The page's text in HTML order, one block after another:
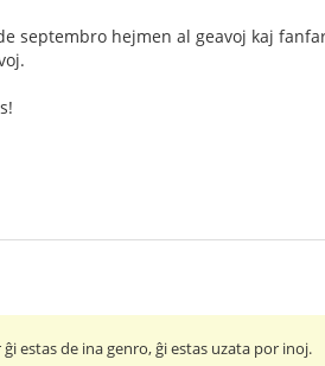
septembro hejmen al geavoj kaj
estas de ina genro, ĝi estas uzata por inoj.